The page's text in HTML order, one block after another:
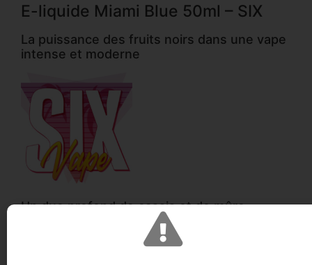
E-liquide Miami Blue 50ml – SIX
La puissance des fruits noirs dans une vape
intense et moderne
Un duo profond de cassis et de mûre
Le e-liquide Miami Blue 50ml de la gamme SIX by
Levest propose une recette fruitée riche mettant à